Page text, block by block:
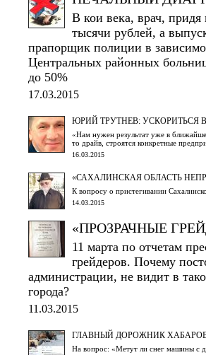
В кои века, врач, придя
тысячи рублей, а
прапорщик полиции в
Центральных районных
до 50%
17.03.2015
ЮРИЙ ТРУТНЕВ: УСКОРИТЬСЯ В
«Нам нужен результат уже в
то драйв, строятся конкретные
16.03.2015
«САХАЛИНСКАЯ ОБЛАСТЬ
К вопросу о пристегивании
14.03.2015
«ПРОЗРАЧНЫЕ
11 марта по отчетам
грейдеров. Почему
администрации, не видит в
города?
11.03.2015
ГЛАВНЫЙ ДОРОЖНИК
На вопрос: «Метут ли снег машины с